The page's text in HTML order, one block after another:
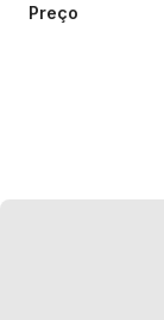
Preço